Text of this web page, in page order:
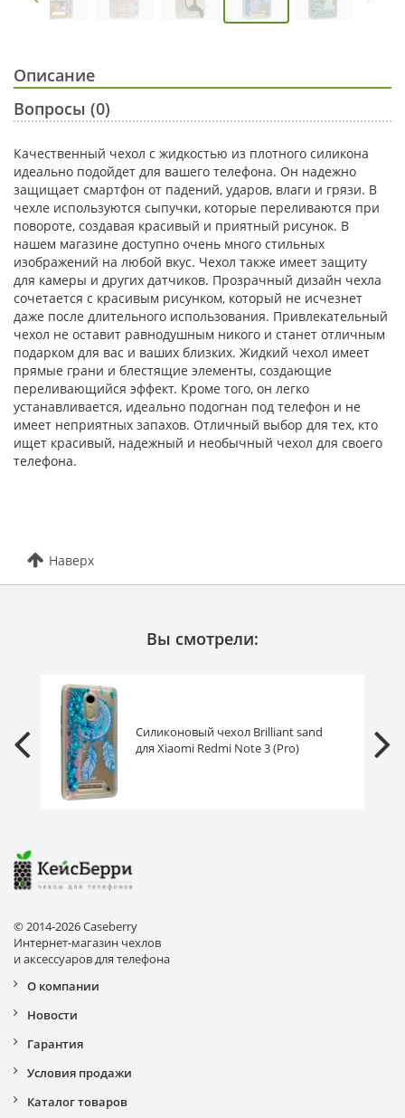
Описание
Вопросы (0)
Качественный чехол с жидкостью из плотного силикона
идеально подойдет для вашего телефона. Он надежно
защищает смартфон от падений, ударов, влаги и грязи. В
чехле используются сыпучки, которые переливаются при
повороте, создавая красивый и приятный рисунок. В
нашем магазине доступно очень много стильных
изображений на любой вкус. Чехол также имеет защиту
для камеры и других датчиков. Прозрачный дизайн чехла
сочетается с красивым рисунком, который не исчезнет
даже после длительного использования. Привлекательный
чехол не оставит равнодушным никого и станет отличным
подарком для вас и ваших близких. Жидкий чехол имеет
прямые грани и блестящие элементы, создающие
переливающийся эффект. Кроме того, он легко
устанавливается, идеально подогнан под телефон и не
имеет неприятных запахов. Отличный выбор для тех, кто
ищет красивый, надежный и необычный чехол для своего
телефона.
Наверх
Вы смотрели:
Силиконовый чехол Brilliant sand
для Xiaomi Redmi Note 3 (Pro)
© 2014-2026 Caseberry
Интернет-магазин чехлов
и аксессуаров для телефона
О компании
Новости
Гарантия
Условия продажи
Каталог товаров